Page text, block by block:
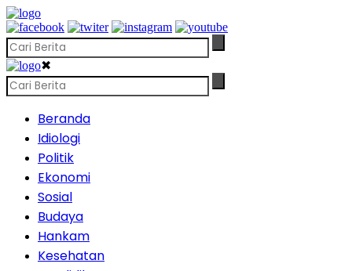
✖
Beranda
Idiologi
Politik
Ekonomi
Sosial
Budaya
Hankam
Kesehatan